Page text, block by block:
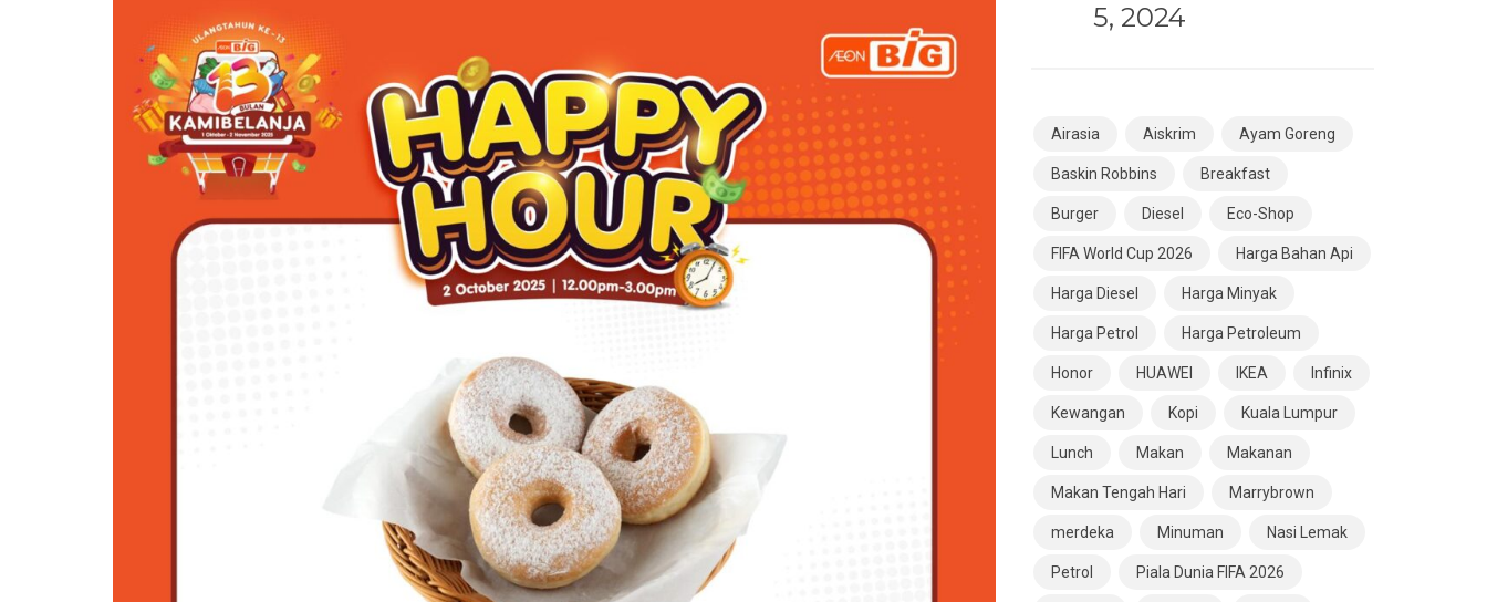
5, 2024
Airasia Aiskrim Ayam Goreng
Baskin Robbins Breakfast
Burger Diesel Eco-Shop
FIFA World Cup 2026 Harga Bahan Api
Harga Diesel Harga Minyak
Harga Petrol Harga Petroleum
Honor HUAWEI IKEA Infinix
Kewangan Kopi Kuala Lumpur
Lunch Makan Makanan
Makan Tengah Hari Marrybrown
merdeka Minuman Nasi Lemak
Petrol Piala Dunia FIFA 2026